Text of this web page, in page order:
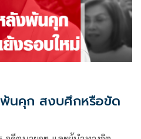
นคุก สงบศึกหรือขัด